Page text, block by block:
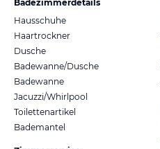
Badezimmerdetails
Hausschuhe
Haartrockner
Dusche
Badewanne/Dusche
Badewanne
Jacuzzi/Whirlpool
Toilettenartikel
Bademantel